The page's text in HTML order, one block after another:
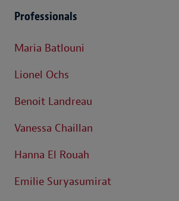
Professionals
Maria Batlouni
Lionel Ochs
Benoit Landreau
Vanessa Chaillan
Hanna El Rouah
Emilie Suryasumirat